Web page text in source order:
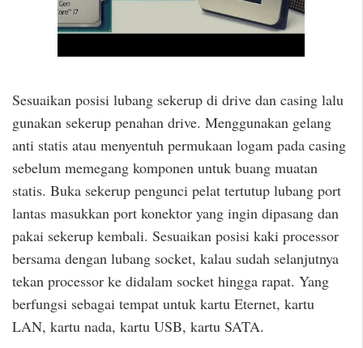
Sesuaikan posisi lubang sekerup di drive dan casing lalu
gunakan sekerup penahan drive. Menggunakan gelang
anti statis atau menyentuh permukaan logam pada casing
sebelum memegang komponen untuk buang muatan
statis. Buka sekerup pengunci pelat tertutup lubang port
lantas masukkan port konektor yang ingin dipasang dan
pakai sekerup kembali. Sesuaikan posisi kaki processor
bersama dengan lubang socket, kalau sudah selanjutnya
tekan processor ke didalam socket hingga rapat. Yang
berfungsi sebagai tempat untuk kartu Eternet, kartu
LAN, kartu nada, kartu USB, kartu SATA.